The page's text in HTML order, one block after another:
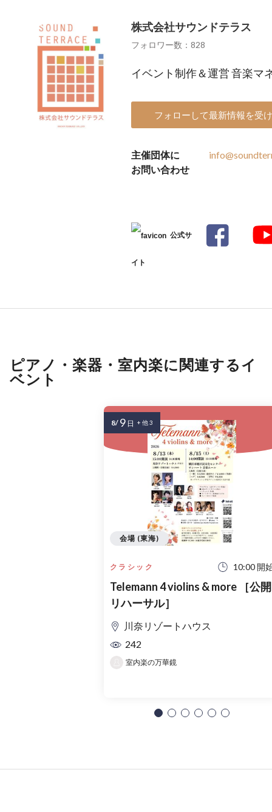
株式会社サウンドテラス
フォロワー数：828
イベント制作＆運営 音楽マ
フォローして最新情報を受
主催団体に
お問い合わせ
公式サ
イト
ピアノ・楽器・室内楽に関連するイ
ベント
クラシック 10:00 開
Telemann 4 violins & more ［公開
リハーサル］
川奈リゾートハウス
242
室内楽の万華鏡
会場 (東海)
8/ 9 日 + 他 3